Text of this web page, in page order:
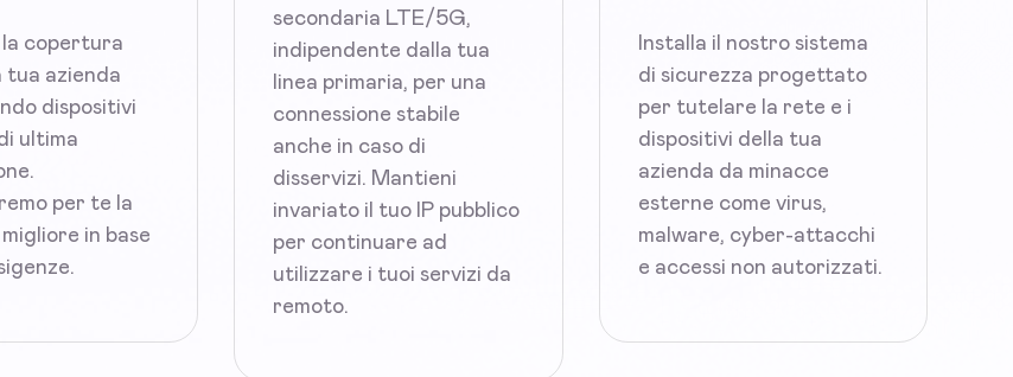
copertura
tua azienda
dispositivi
ultima
per te la
in base
secondaria LTE/5G,
indipendente dalla tua
linea primaria, per una
connessione stabile
anche in caso di
disservizi. Mantieni
invariato il tuo IP pubblico
per continuare ad
utilizzare i tuoi servizi da
remoto.
Installa il nostro sistema
di sicurezza progettato
per tutelare la rete e i
dispositivi della tua
azienda da minacce
esterne come virus,
malware, cyber-attacchi
e accessi non autorizzati.